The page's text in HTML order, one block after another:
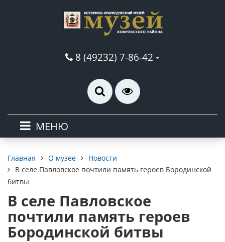
8 (49232) 7-86-42
МЕНЮ
Главная О музее
Новости
В селе Павловское почтили память героев Бородинской
битвы
В селе Павловское
почтили память героев
Бородинской битвы